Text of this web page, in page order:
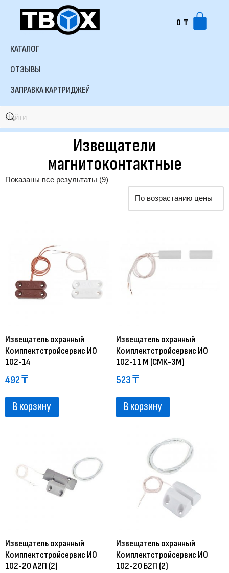
0 ₸
КАТАЛОГ
ОТЗЫВЫ
ЗАПРАВКА КАРТРИДЖЕЙ
Извещатели
магнитоконтактные
Показаны все результаты (9)
Извещатель охранный
Комплектстройсервис ИО
102-14
492₸
В корзину
Извещатель охранный
Комплектстройсервис ИО
102-11 М (СМК-3М)
523₸
В корзину
Извещатель охранный
Комплектстройсервис ИО
102-20 А2П (2)
Извещатель охранный
Комплектстройсервис ИО
102-20 Б2П (2)